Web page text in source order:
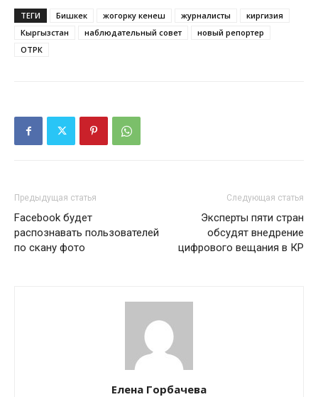
ТЕГИ Бишкек жогорку кенеш журналисты
киргизия
Кыргызстан
наблюдательный совет
новый репортер
ОТРК
Предыдущая статья
Facebook будет
распознавать пользователей
по скану фото
Следующая статья
Эксперты пяти стран
обсудят внедрение
цифрового вещания в КР
Елена Горбачева